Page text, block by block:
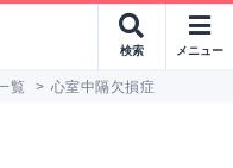
検索 メニュー
覧 > 心室中隔欠損症